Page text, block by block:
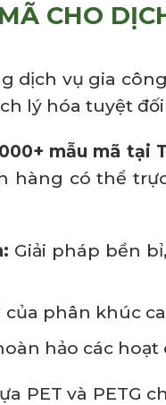
CHO
dịch vụ gia
lý hóa tuyệt
mẫu mã tại
hàng có thể
Giải pháp bền
của phân khúc
hảo các
PET và PETG